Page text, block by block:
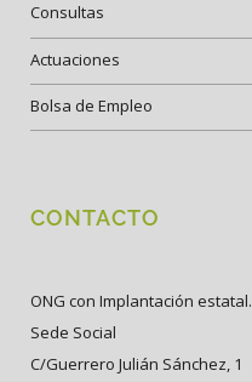
Consultas
Actuaciones
Bolsa de Empleo
CONTACTO
ONG con Implantación estatal.
Sede Social
C/Guerrero Julián Sánchez, 1